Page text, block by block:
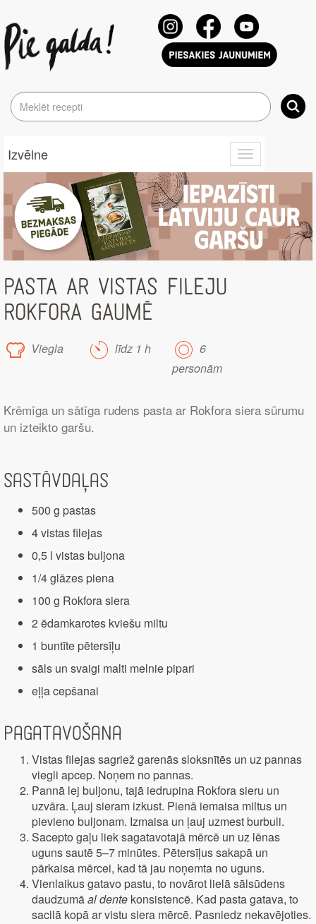
Toggle
navigation
Izvēlne
PASTA AR VISTAS FILEJU
ROKFORA GAUMĒ
Viegla līdz 1 h
6
personām
Krēmīga un sātīga rudens pasta ar Rokfora siera sūrumu
un izteikto garšu.
Sastāvdaļas
500 g pastas
4 vistas filejas
0,5 l vistas buljona
1/4 glāzes piena
100 g Rokfora siera
2 ēdamkarotes kviešu miltu
1 buntīte pētersīļu
sāls un svaigi malti melnie pipari
eļļa cepšanai
Pagatavošana
Vistas filejas sagriež garenās sloksnītēs un uz pannas
viegli apcep. Noņem no pannas.
Pannā lej buljonu, tajā iedrupina Rokfora sieru un
uzvāra. Ļauj sieram izkust. Pienā iemaisa miltus un
pievieno buljonam. Izmaisa un ļauj uzmest burbuli.
Sacepto gaļu liek sagatavotajā mērcē un uz lēnas
uguns sautē 5–7 minūtes. Pētersīļus sakapā un
pārkaisa mērcei, kad tā jau noņemta no uguns.
Vienlaikus gatavo pastu, to novārot lielā sālsūdens
daudzumāal dente konsistencē. Kad pasta gatava, to
sacilā kopā ar vistu siera mērcē. Pasniedz nekavējoties.